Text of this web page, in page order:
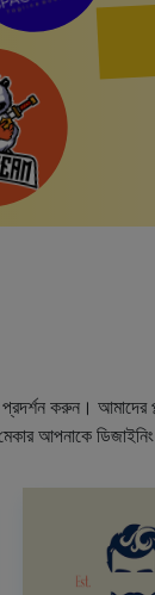
করুন।
আপনাকে